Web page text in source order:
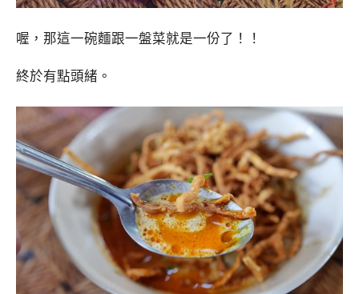
喔，那這一碗麵跟一盤菜就是一份了！！
終於有點頭緒。